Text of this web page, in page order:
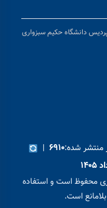
دانشگاه حکیم سبزواری
منتشر شده:۶۹۱۰ |
محفوظ است و استفاده
است.